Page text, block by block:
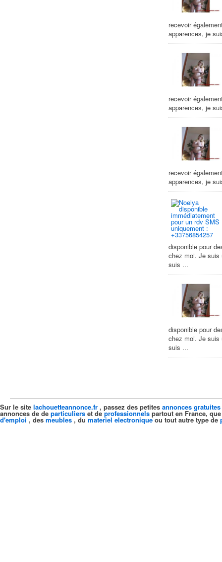
recevoir
apparences, je
recevoir
apparences, je
recevoir
apparences, je
disponible pour
chez moi. Je suis
suis ...
disponible pour
chez moi. Je suis
suis ...
Sur le site lachouetteannonce.fr , passez des petites annonces gratuites
annonces de de particuliers et deprofessionnels partout en France,
d'emploi , des meubles , du materiel electroniqueou tout autre type de